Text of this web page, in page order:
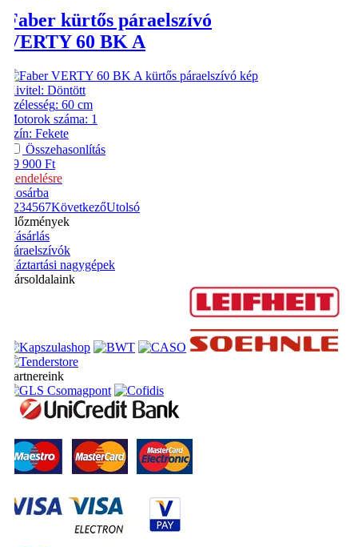
Faber kürtős páraelszívó
VERTY 60 BK A
Kivitel: Döntött
Szélesség: 60 cm
Motorok száma: 1
Szín: Fekete
Összehasonlítás
59 900 Ft
Rendelésre
Kosárba
234567KövetkezőUtolsó
Előzmények
Vásárlás
Páraelszívók
Háztartási nagygépek
Társoldalaink
Partnereink